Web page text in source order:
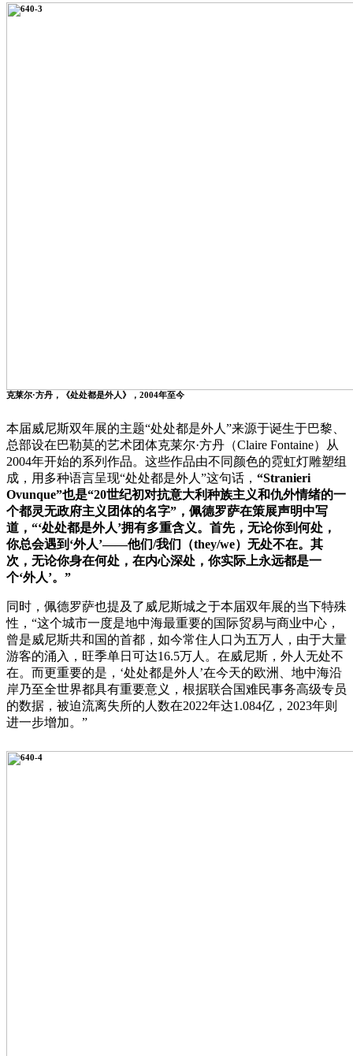
克莱尔·方丹，《处处都是外人》，2004年至今
本届威尼斯双年展的主题“处处都是外人”来源于诞生于巴黎、
总部设在巴勒莫的艺术团体克莱尔·方丹（Claire Fontaine）从
2004年开始的系列作品。这些作品由不同颜色的霓虹灯雕塑组
成，用多种语言呈现“处处都是外人”这句话， “Stranieri
Ovunque”也是“20世纪初对抗意大利种族主义和仇外情绪的一
个都灵无政府主义团体的名字”，佩德罗萨在策展声明中写
道，“‘处处都是外人’拥有多重含义。首先，无论你到何处，
你总会遇到‘外人’——他们/我们（they/we）无处不在。其
次，无论你身在何处，在内心深处，你实际上永远都是一
个‘外人’。”
同时，佩德罗萨也提及了威尼斯城之于本届双年展的当下特殊
性，“这个城市一度是地中海最重要的国际贸易与商业中心，
曾是威尼斯共和国的首都，如今常住人口为五万人，由于大量
游客的涌入，旺季单日可达16.5万人。在威尼斯，外人无处不
在。而更重要的是，‘处处都是外人’在今天的欧洲、地中海沿
岸乃至全世界都具有重要意义，根据联合国难民事务高级专员
的数据，被迫流离失所的人数在2022年达1.084亿，2023年则
进一步增加。”